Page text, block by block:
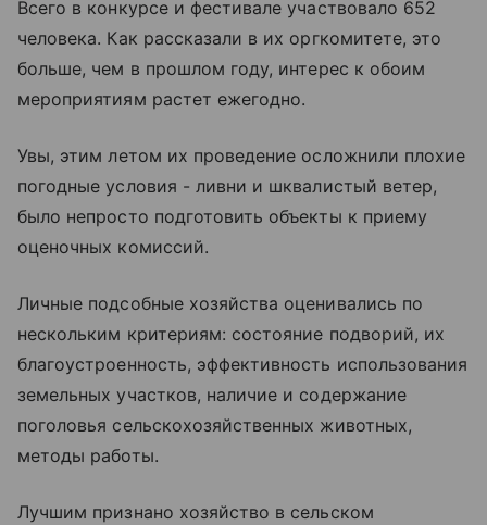
Всего в конкурсе и фестивале участвовало 652
человека. Как рассказали в их оргкомитете, это
больше, чем в прошлом году, интерес к обоим
мероприятиям растет ежегодно.
Увы, этим летом их проведение осложнили плохие
погодные условия - ливни и шквалистый ветер,
было непросто подготовить объекты к приему
оценочных комиссий.
Личные подсобные хозяйства оценивались по
нескольким критериям: состояние подворий, их
благоустроенность, эффективность использования
земельных участков, наличие и содержание
поголовья сельскохозяйственных животных,
методы работы.
Лучшим признано хозяйство в сельском